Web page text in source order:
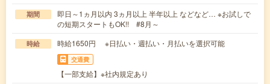
期間
即日～1ヵ月以内 3ヵ月以上 半年以上 などなど… ※お試しで
の短期スタートもOK!! #8月～
時給 時給1650円 ※日払い・週払い・月払いを選択可能
交通費
【一部支給】※社内規定あり